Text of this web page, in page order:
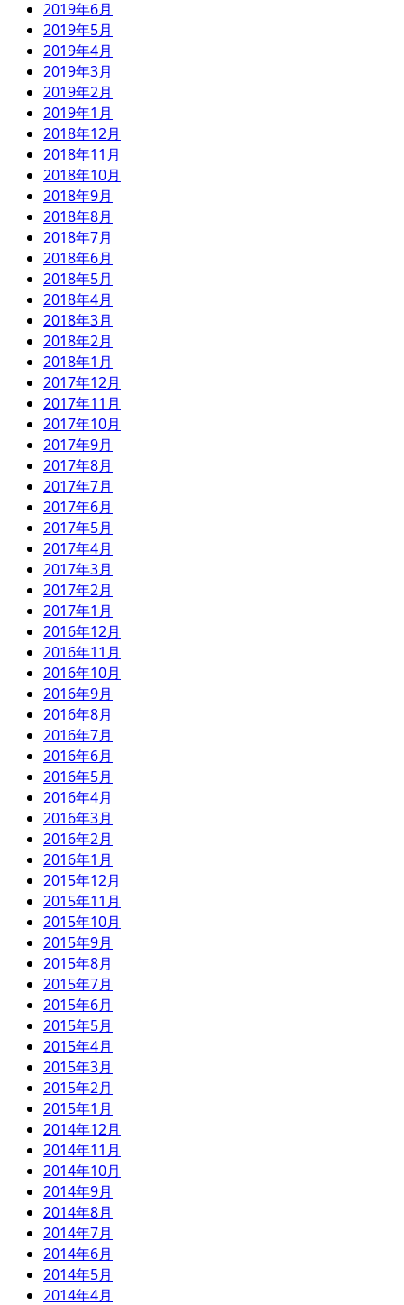
2019年6月
2019年5月
2019年4月
2019年3月
2019年2月
2019年1月
2018年12月
2018年11月
2018年10月
2018年9月
2018年8月
2018年7月
2018年6月
2018年5月
2018年4月
2018年3月
2018年2月
2018年1月
2017年12月
2017年11月
2017年10月
2017年9月
2017年8月
2017年7月
2017年6月
2017年5月
2017年4月
2017年3月
2017年2月
2017年1月
2016年12月
2016年11月
2016年10月
2016年9月
2016年8月
2016年7月
2016年6月
2016年5月
2016年4月
2016年3月
2016年2月
2016年1月
2015年12月
2015年11月
2015年10月
2015年9月
2015年8月
2015年7月
2015年6月
2015年5月
2015年4月
2015年3月
2015年2月
2015年1月
2014年12月
2014年11月
2014年10月
2014年9月
2014年8月
2014年7月
2014年6月
2014年5月
2014年4月